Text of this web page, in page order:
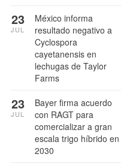
México informa
resultado negativo a
Cyclospora
cayetanensis en
lechugas de Taylor
Farms
23
JUL
Bayer firma acuerdo
con RAGT para
comercializar a gran
escala trigo híbrido en
2030
23
JUL